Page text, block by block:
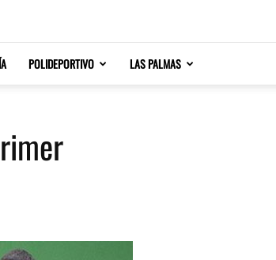
POLIDEPORTIVO LAS PALMAS